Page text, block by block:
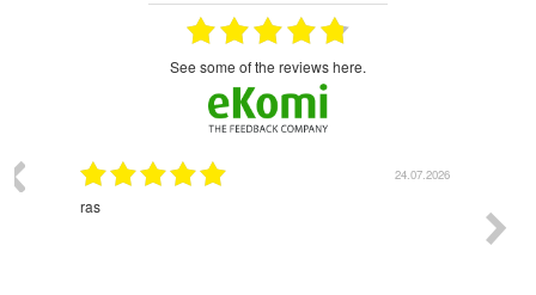
see some of the reviews here.
24.07.2026
ras